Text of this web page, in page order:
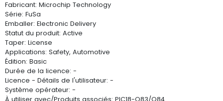
Fabricant: Microchip Technology
Série: FuSa
Emballer: Electronic Delivery
Statut du produit: Active
Taper: License
Applications: Safety, Automotive
Édition: Basic
Durée de la licence: -
Licence - Détails de l'utilisateur: -
Système opérateur: -